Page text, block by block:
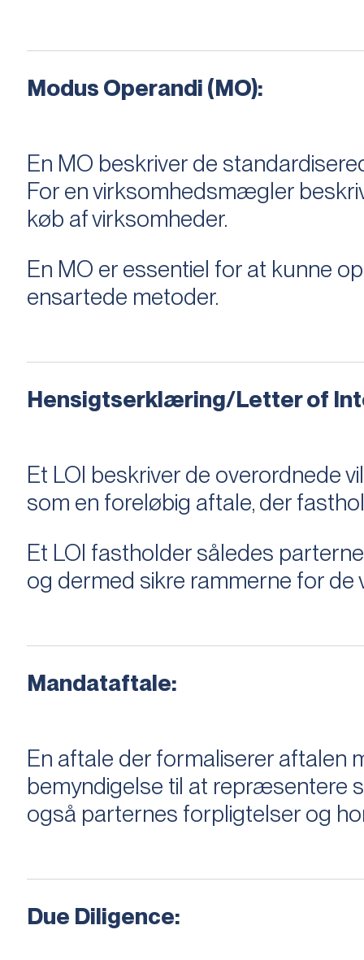
Modus Operandi (MO):
En MO beskriver de
For en virksomhedsmægler
køb af virksomheder.
En MO er essentiel for at kunne
ensartede metoder.
Hensigtserklæring/Letter of
Et LOI beskriver de overordnede
som en foreløbig aftale, der
Et LOI fastholder således
og dermed sikre rammerne for de
Mandataftale:
En aftale der formaliserer
bemyndigelse til at repræsentere
også parternes forpligtelser og
Due Diligence: